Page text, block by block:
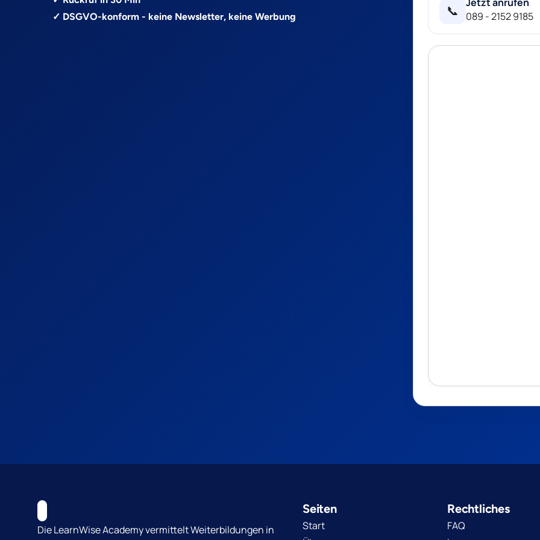
✓ DSGVO-konform - keine Newsletter, keine Werbung
📞
089 - 2152 9185
Die LearnWise Academy vermittelt Weiterbildungen in
Seiten
Start
Rechtliches
FAQ